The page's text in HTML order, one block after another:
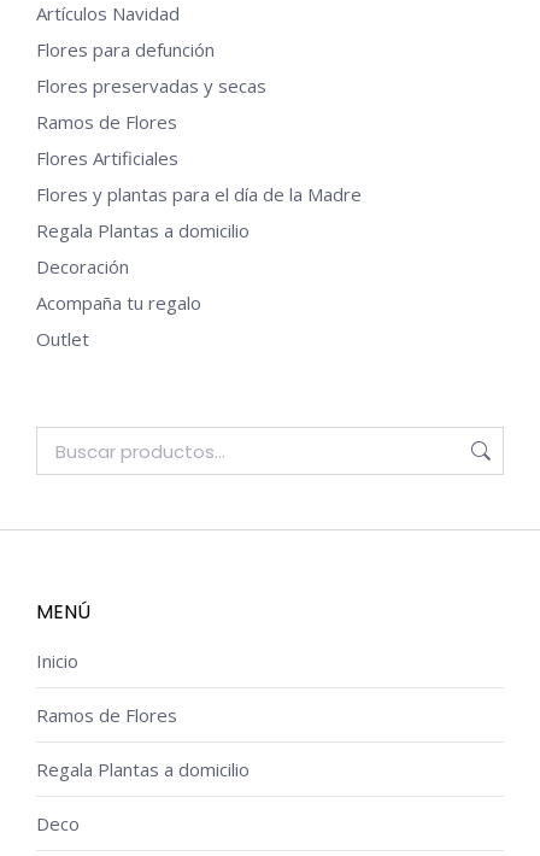
Artículos Navidad
Flores para defunción
Flores preservadas y secas
Ramos de Flores
Flores Artificiales
Flores y plantas para el día de la Madre
Regala Plantas a domicilio
Decoración
Acompaña tu regalo
Outlet
MENÚ
Inicio
Ramos de Flores
Regala Plantas a domicilio
Deco